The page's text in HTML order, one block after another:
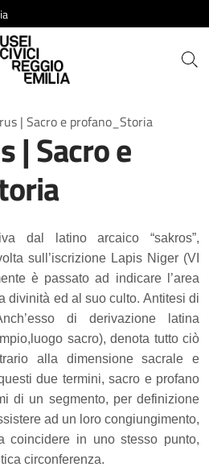
Musei Civici di Reggio Emilia
| Sacro e profano_Storia
| Sacro e
dal latino arcaico “sakros”,
sull’iscrizione Lapis Niger (VI
è passato ad indicare l’area
divinità ed al suo culto. Antitesi di
di derivazione latina
sacro), denota tutto ciò
alla dimensione sacrale e
due termini, sacro e profano
di un segmento, per definizione
ad un loro congiungimento,
coincidere in uno stesso punto,
circonferenza.